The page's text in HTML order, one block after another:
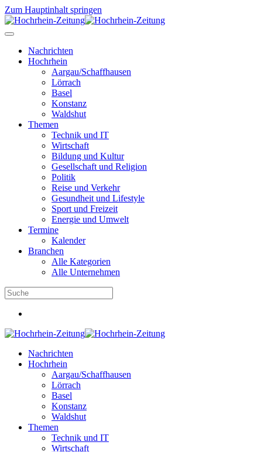
Zum Hauptinhalt springen
Nachrichten
Hochrhein
Aargau/Schaffhausen
Lörrach
Basel
Konstanz
Waldshut
Themen
Technik und IT
Wirtschaft
Bildung und Kultur
Gesellschaft und Religion
Politik
Reise und Verkehr
Gesundheit und Lifestyle
Sport und Freizeit
Energie und Umwelt
Termine
Kalender
Branchen
Alle Kategorien
Alle Unternehmen
Nachrichten
Hochrhein
Aargau/Schaffhausen
Lörrach
Basel
Konstanz
Waldshut
Themen
Technik und IT
Wirtschaft